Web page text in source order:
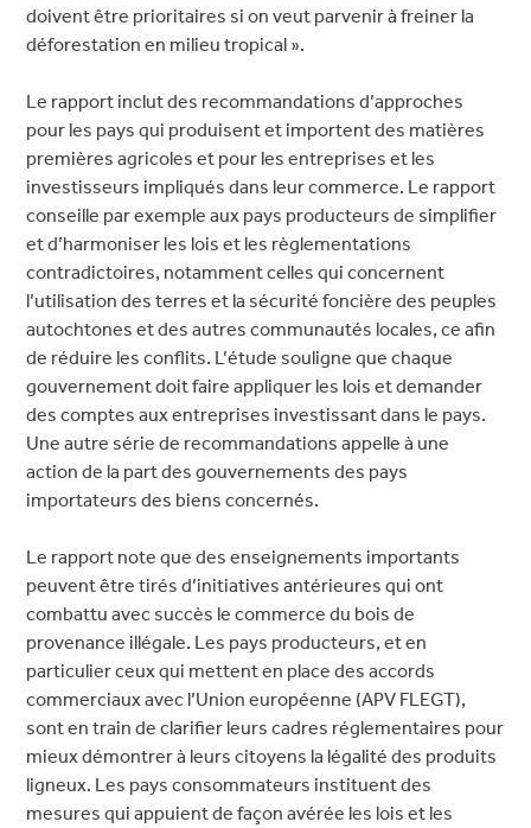
doivent être prioritaires si on veut parvenir à freiner la
déforestation en milieu tropical ».
Le rapport inclut des recommandations d’approches
pour les pays qui produisent et importent des matières
premières agricoles et pour les entreprises et les
investisseurs impliqués dans leur commerce. Le rapport
conseille par exemple aux pays producteurs de simplifier
et d’harmoniser les lois et les règlementations
contradictoires, notamment celles qui concernent
l’utilisation des terres et la sécurité foncière des peuples
autochtones et des autres communautés locales, ce afin
de réduire les conflits. L’étude souligne que chaque
gouvernement doit faire appliquer les lois et demander
des comptes aux entreprises investissant dans le pays.
Une autre série de recommandations appelle à une
action de la part des gouvernements des pays
importateurs des biens concernés.
Le rapport note que des enseignements importants
peuvent être tirés d’initiatives antérieures qui ont
combattu avec succès le commerce du bois de
provenance illégale. Les pays producteurs, et en
particulier ceux qui mettent en place des accords
commerciaux avec l’Union européenne (APV FLEGT),
sont en train de clarifier leurs cadres réglementaires pour
mieux démontrer à leurs citoyens la légalité des produits
ligneux. Les pays consommateurs instituent des
mesures qui appuient de façon avérée les lois et les